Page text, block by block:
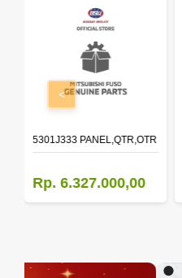
5301J333 PANEL,QTR,OTR LH
Rp. 6.327.000,00
<